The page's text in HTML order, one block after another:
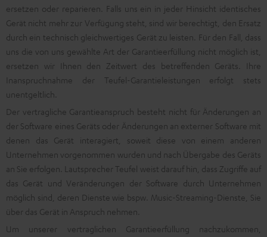
ersetzen oder reparieren. Falls uns ein in jeder Hinsicht identisches
Gerät nicht mehr zur Verfügung steht, sind wir berechtigt, den Ersatz
durch ein technisch gleichwertiges Gerät zu leisten. Für den Fall, dass
uns die von uns gewählte Art der Garantieerfüllung nicht möglich ist,
ersetzen wir Ihnen den Zeitwert des betreffenden Geräts. Ihre
Inanspruchnahme der Teufel-Garantieleistungen erfolgt stets
unentgeltlich.
Der vertragliche Garantieanspruch besteht nicht für Änderungen an
der Software eines Geräts oder Änderungen an externer Software mit
denen das Gerät interagiert, soweit diese von einem anderen
Unternehmen vorgenommen wurden und nach Übergabe des Geräts
an Sie erfolgen. Lautsprecher Teufel weist darauf hin, dass Zugriffe auf
das Gerät und Veränderungen der Software durch Unternehmen
möglich sind, deren Dienste wie bspw. Music-Streaming-Dienste, Sie
über das Gerät in Anspruch nehmen.
Um unserer vertraglichen Garantieerfüllung nachzukommen,